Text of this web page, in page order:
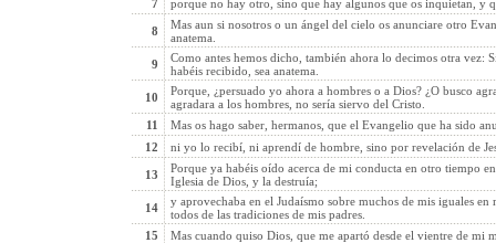
7
porque no hay otro, sino que hay algunos que os inquietan, y
8
Mas aun si nosotros o un ángel del cielo os anunciare otro
anatema.
9
Como antes hemos dicho, también ahora lo decimos otra vez:
habéis recibido, sea anatema.
10
Porque, ¿persuado yo ahora a hombres o a Dios? ¿O busco
agradara a los hombres, no sería siervo del Cristo.
11
Mas os hago saber, hermanos, que el Evangelio que ha sido
12
ni yo lo recibí, ni aprendí de hombre, sino por revelación de
13
Porque ya habéis oído acerca de mi conducta en otro tiempo
Iglesia de Dios, y la destruía;
14
y aprovechaba en el Judaísmo sobre muchos de mis iguales
todos de las tradiciones de mis padres.
15
Mas cuando quiso Dios, que me apartó desde el vientre de mi